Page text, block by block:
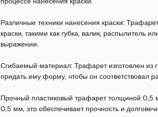
Различные техники нанесения краски:
краски, такими как губка, валик, распылитель
выражении.
Сгибаемый материал: Трафарет изготовлен из
придать ему форму, чтобы он соответствовал
Прочный пластиковый трафарет толщиной 0,5
0,5 мм, это обеспечивает прочность и